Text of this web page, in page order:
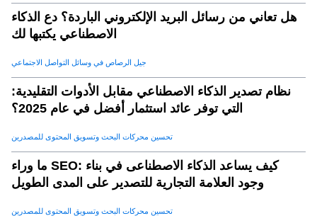
هل تعاني من رسائل البريد الإلكتروني الباردة؟ دع الذكاء
الاصطناعي يكتبها لك
جيل الرصاص في وسائل التواصل الاجتماعي
نظام تصدير الذكاء الاصطناعي مقابل الأدوات التقليدية:
التي توفر عائد استثمار أفضل في عام 2025؟
تحسين محركات البحث وتسويق المحتوى للمصدرين
ما وراء SEO: كيف يساعد الذكاء الاصطناعى في بناء
وجود العلامة التجارية للتصدير على المدى الطويل
تحسين محركات البحث وتسويق المحتوى للمصدرين